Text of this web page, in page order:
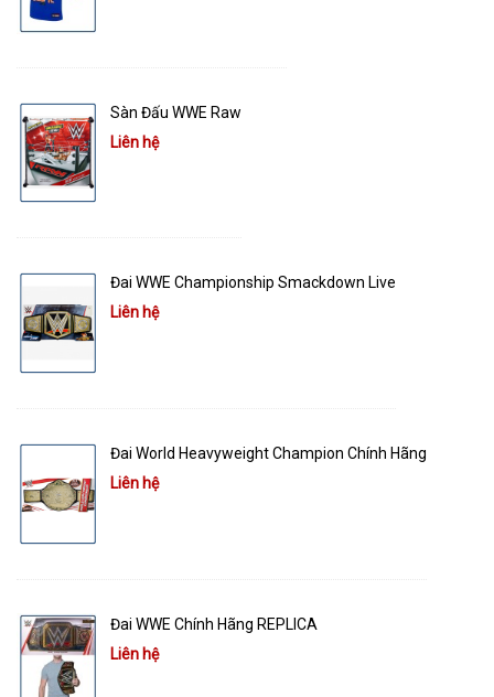
Sàn Đấu WWE Raw
Liên hệ
Đai WWE Championship Smackdown Live
Liên hệ
Đai World Heavyweight Champion Chính Hãng
Liên hệ
Đai WWE Chính Hãng REPLICA
Liên hệ